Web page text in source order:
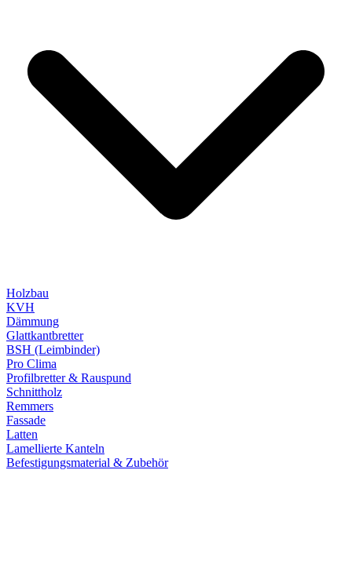
Holzbau
KVH
Dämmung
Glattkantbretter
BSH (Leimbinder)
Pro Clima
Profilbretter & Rauspund
Schnittholz
Remmers
Fassade
Latten
Lamellierte Kanteln
Befestigungsmaterial & Zubehör